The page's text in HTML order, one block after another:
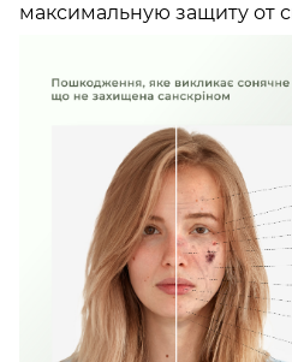
максимальную защиту от